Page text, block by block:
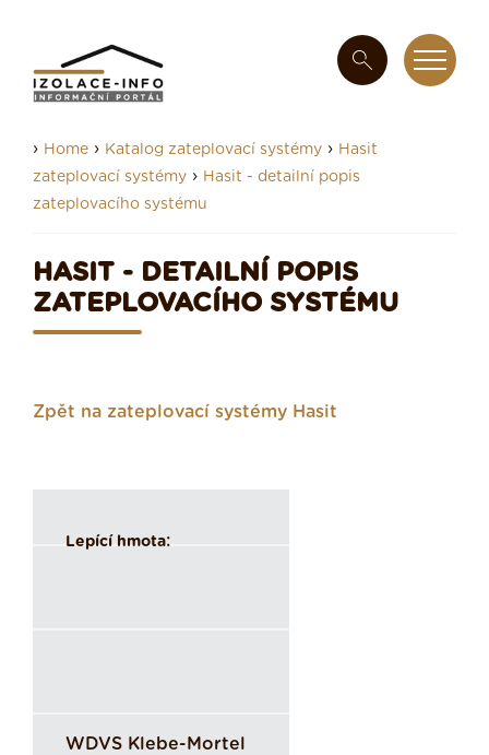
› Home › Katalog zateplovací systémy › Hasit
zateplovací systémy › Hasit - detailní popis
zateplovacího systému
HASIT - DETAILNÍ POPIS
ZATEPLOVACÍHO SYSTÉMU
Zpět na zateplovací systémy Hasit
Lepící hmota:
WDVS Klebe-Mortel